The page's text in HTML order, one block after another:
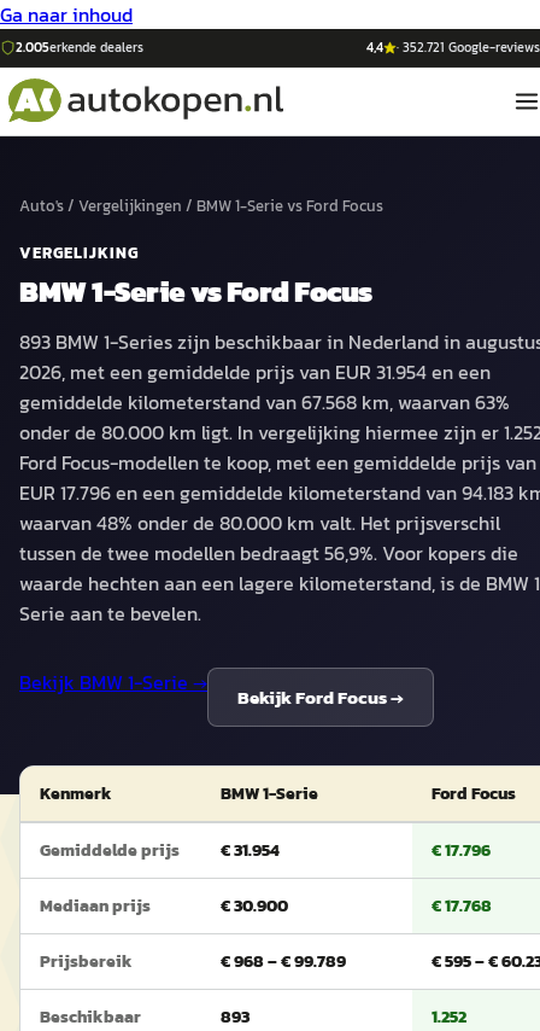
Ga naar inhoud
2.005erkende dealers 4,4 ·352.721 Google-reviews
Auto's/ Vergelijkingen / BMW 1-SerievsFord Focus
VERGELIJKING
BMW 1-SerievsFord Focus
893 BMW 1-Series zijn beschikbaar in Nederland in
2026, met een gemiddelde prijs van EUR 31.954 en een
gemiddelde kilometerstand van 67.568 km, waarvan 63%
onder de 80.000 km ligt. In vergelijking hiermee zijn er
Ford Focus-modellen te koop, met een gemiddelde prijs van
EUR 17.796 en een gemiddelde kilometerstand van 94.183
waarvan 48% onder de 80.000 km valt. Het prijsverschil
tussen de twee modellen bedraagt 56,9%. Voor kopers die
waarde hechten aan een lagere kilometerstand, is de BMW
Serie aan te bevelen.
Bekijk BMW 1-Serie →
BekijkFord Focus→
Kenmerk BMW 1-Serie Ford Focus
Gemiddelde prijs € 31.954 € 17.796
Mediaan prijs € 30.900 € 17.768
Prijsbereik € 968 – € 99.789 € 595 – €
Beschikbaar 893 1.252